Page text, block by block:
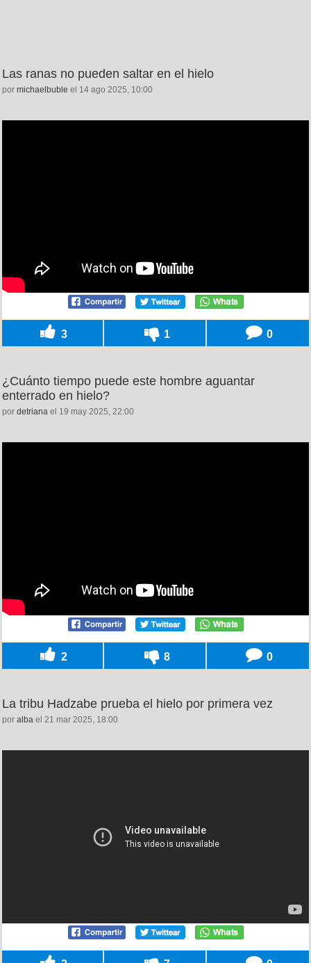
Las ranas no pueden saltar en el hielo
por michaelbuble el 14 ago 2025, 10:00
3 1 0
¿Cuánto tiempo puede este hombre aguantar
enterrado en hielo?
por detriana el 19 may 2025, 22:00
2 8 0
La tribu Hadzabe prueba el hielo por primera vez
por alba el 21 mar 2025, 18:00